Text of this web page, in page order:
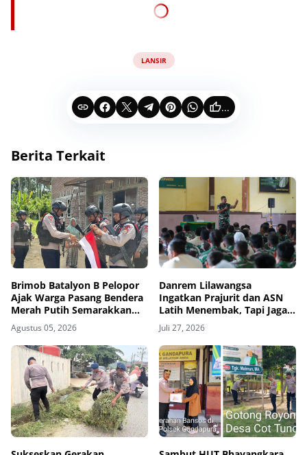
LANSIR
...
Berita Terkait
Brimob Batalyon B Pelopor
Ajak Warga Pasang Bendera
Merah Putih Semarakkan
HUT Kemerdekaan RI Ke-81
Agustus 05, 2026
Danrem Lilawangsa
Ingatkan Prajurit dan ASN
Latih Menembak, Tapi Jaga
Kesehatan dan Hindari
Pelanggaran
Juli 27, 2026